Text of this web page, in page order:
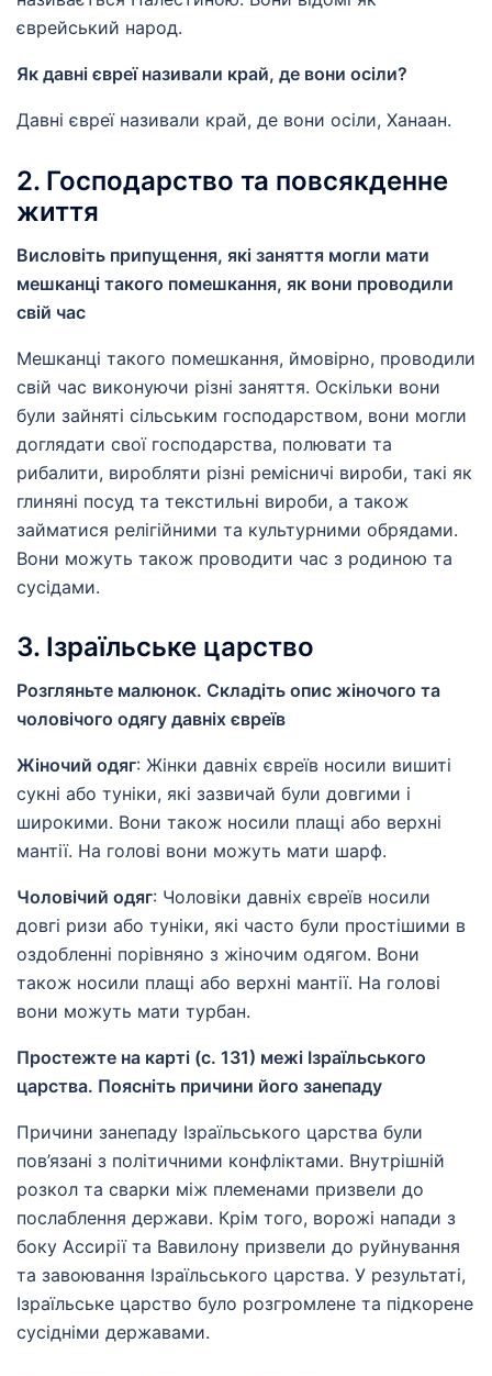
єврейський народ.
Як давні євреї називали край, де вони осіли?
Давні євреї називали край, де вони осіли, Ханаан.
2. Господарство та повсякденне
життя
Висловіть припущення, які заняття могли мати
мешканці такого помешкання, як вони проводили
свій час
Мешканці такого помешкання, ймовірно, проводили
свій час виконуючи різні заняття. Оскільки вони
були зайняті сільським господарством, вони могли
доглядати свої господарства, полювати та
рибалити, виробляти різні ремісничі вироби, такі як
глиняні посуд та текстильні вироби, а також
займатися релігійними та культурними обрядами.
Вони можуть також проводити час з родиною та
сусідами.
3. Ізраїльське царство
Розгляньте малюнок. Складіть опис жіночого та
чоловічого одягу давніх євреїв
Жіночий одяг: Жінки давніх євреїв носили вишиті
сукні або туніки, які зазвичай були довгими і
широкими. Вони також носили плащі або верхні
мантії. На голові вони можуть мати шарф.
Чоловічий одяг: Чоловіки давніх євреїв носили
довгі ризи або туніки, які часто були простішими в
оздобленні порівняно з жіночим одягом. Вони
також носили плащі або верхні мантії. На голові
вони можуть мати турбан.
Простежте на карті (с. 131) межі Ізраїльського
царства. Поясніть причини його занепаду
Причини занепаду Ізраїльського царства були
пов’язані з політичними конфліктами. Внутрішній
розкол та сварки між племенами призвели до
послаблення держави. Крім того, ворожі напади з
боку Ассирії та Вавилону призвели до руйнування
та завоювання Ізраїльського царства. У результаті,
Ізраїльське царство було розгромлене та підкорене
сусідніми державами.